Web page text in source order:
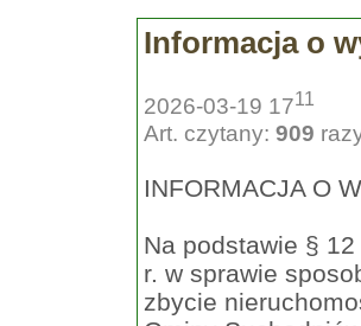
Informacja o
2026-03-19 1711
Art. czytany: 909
INFORMACJA O
Na podstawie §
r. w sprawie
zbycie